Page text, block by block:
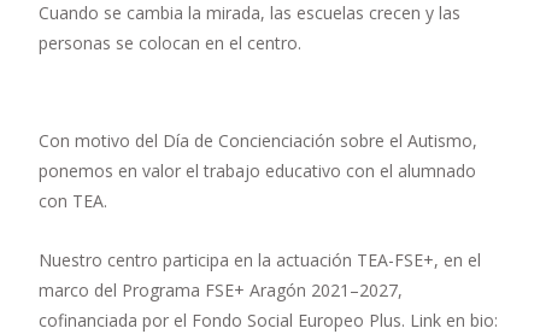
Cuando se cambia la mirada, las escuelas crecen y las
personas se colocan en el centro.
Con motivo del Día de Concienciación sobre el Autismo,
ponemos en valor el trabajo educativo con el alumnado
con TEA.
Nuestro centro participa en la actuación TEA-FSE+, en el
marco del Programa FSE+ Aragón 2021–2027,
cofinanciada por el Fondo Social Europeo Plus. Link en bio: